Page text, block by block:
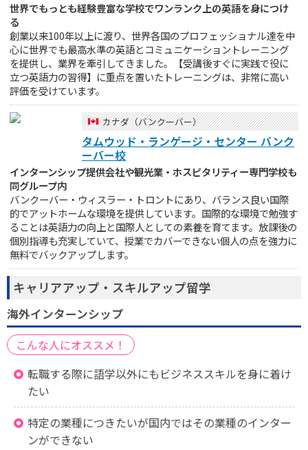
世界でもっとも経験豊富な学校でワンランク上の英語を身につけ
る
創業以来100年以上に渡り、世界各国のプロフェッショナル達を中
心に世界でも最高水準の英語とコミュニケーショントレーニング
を提供し、業界を牽引してきました。【受講後すぐに実践で役に
立つ英語力の習得】に重点を置いたトレーニングは、非常に高い
評価を受けています。
カナダ（バンクーバー）
タムウッド・ランゲージ・センター バンク
ーバー校
インターンシップ提供会社や観光業・ホスピタリティー専門学校も
同グループ内
バンクーバー・ウィスラー・トロントにあり、バランス良い国際
的でアットホームな環境を提供しています。国際的な環境で勉強す
ることは英語力の向上と国際人としての素養を育てます。放課後の
個別指導も充実していて、授業でカバーできない個人の点を強力に
無料でバックアップします。
キャリアアップ・スキルアップ留学
海外インターンシップ
こんな人にオススメ！
転職する際に語学以外にもビジネススキルを身に着け
たい
特定の業種につきたいが国内ではその業種のインター
ンができない